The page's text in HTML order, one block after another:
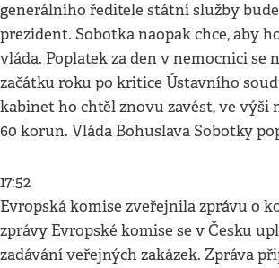
generálního ředitele státní služby
prezident. Sobotka naopak chce, aby
vláda. Poplatek za den v nemocnici se
začátku roku po kritice Ústavního
kabinet ho chtěl znovu zavést, ve výši
60 korun. Vláda Bohuslava Sobotky
17:52
Evropská komise zveřejnila zprávu o
zprávy Evropské komise se v Česku
zadávání veřejných zakázek. Zpráva